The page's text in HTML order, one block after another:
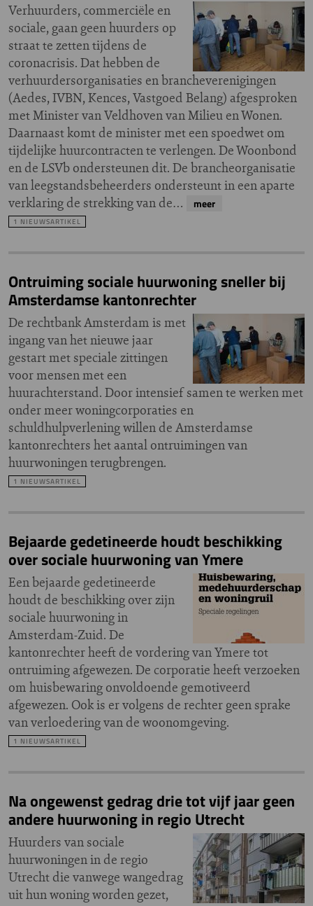
Verhuurders, commerciële en
sociale, gaan geen huurders op
straat te zetten tijdens de
coronacrisis. Dat hebben de
verhuurdersorganisaties en brancheverenigingen
(Aedes, IVBN, Kences, Vastgoed Belang) afgesproken
met Minister van Veldhoven van Milieu en Wonen.
Daarnaast komt de minister met een spoedwet om
tijdelijke huurcontracten te verlengen. De Woonbond
en de LSVb ondersteunen dit. De brancheorganisatie
van leegstandsbeheerders ondersteunt in een aparte
verklaring de strekking van de…
meer
1 NIEUWSARTIKEL
Ontruiming sociale huurwoning sneller bij
Amsterdamse kantonrechter
De rechtbank Amsterdam is met
ingang van het nieuwe jaar
gestart met speciale zittingen
voor mensen met een
huurachterstand. Door intensief samen te werken met
onder meer woningcorporaties en
schuldhulpverlening willen de Amsterdamse
kantonrechters het aantal ontruimingen van
huurwoningen terugbrengen.
1 NIEUWSARTIKEL
Bejaarde gedetineerde houdt beschikking
over sociale huurwoning van Ymere
Een bejaarde gedetineerde
houdt de beschikking over zijn
sociale huurwoning in
Amsterdam-Zuid. De
kantonrechter heeft de vordering van Ymere tot
ontruiming afgewezen. De corporatie heeft verzoeken
om huisbewaring onvoldoende gemotiveerd
afgewezen. Ook is er volgens de rechter geen sprake
van verloedering van de woonomgeving.
1 NIEUWSARTIKEL
Na ongewenst gedrag drie tot vijf jaar geen
andere huurwoning in regio Utrecht
Huurders van sociale
huurwoningen in de regio
Utrecht die vanwege wangedrag
uit hun woning worden gezet,